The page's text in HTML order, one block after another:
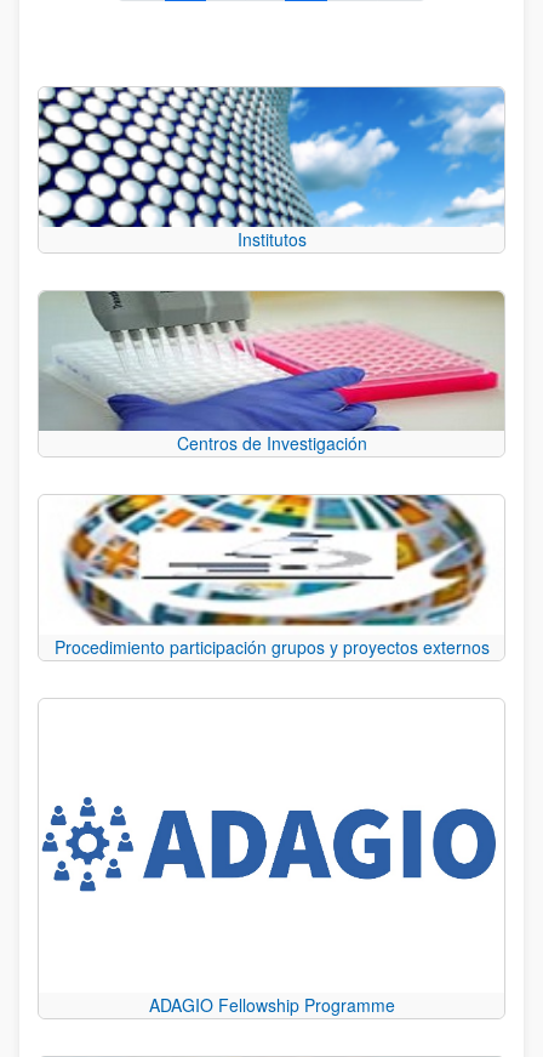
Institutos
Centros de Investigación
Procedimiento participación grupos y proyectos externos
ADAGIO Fellowship Programme